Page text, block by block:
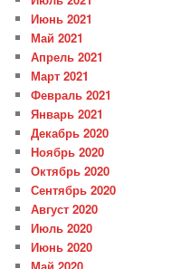
Июнь 2021
Май 2021
Апрель 2021
Март 2021
Февраль 2021
Январь 2021
Декабрь 2020
Ноябрь 2020
Октябрь 2020
Сентябрь 2020
Август 2020
Июль 2020
Июнь 2020